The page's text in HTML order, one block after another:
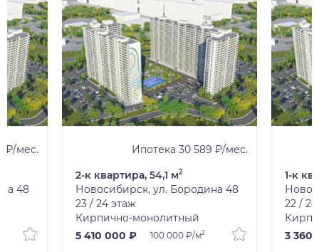
₽/мес.
48
Ипотека 30 589 ₽/мес.
2-к квартира, 54,1 м2
Новосибирск, ул. Бородина 48
23 / 24 этаж
Кирпично-монолитный
5 410 000 ₽
100 000 ₽/м2
1-к
22 /
3 360